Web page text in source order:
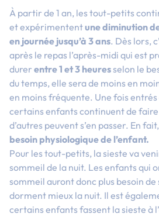
À partir de 1 an, les tout-petits
et expérimententune diminution
en journée jusqu’à 3 ans. Dès lors,
après le repas l’après-midi qui est
durer entre 1 et 3 heuresselon le
du temps, elle sera de moins en
en moins fréquente. Une fois
certains enfants continuent de faire
d’autres peuvent s’en passer. En fait,
besoin physiologique de l’enfant.
Pour les tout-petits, la sieste va
sommeil de la nuit. Les enfants qui
sommeil auront donc plus besoin de
dorment mieux la nuit. Il est
certains enfants fassent la sieste à